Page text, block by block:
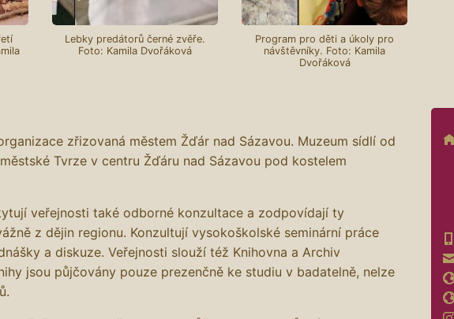
Lebky predátorů černé zvěře.
Foto: Kamila Dvořáková
Program pro děti a úkoly pro
návštěvníky. Foto: Kamila
Dvořáková
zřizovaná městem Žďár nad Sázavou. Muzeum sídlí od
Tvrze v centru Žďáru nad Sázavou pod kostelem
veřejnosti také odborné konzultace a zodpovídají ty
z dějin regionu. Konzultují vysokoškolské seminární práce
a diskuze. Veřejnosti slouží též Knihovna a Archiv
jsou půjčovány pouze prezenčně ke studiu v badatelně, nelze